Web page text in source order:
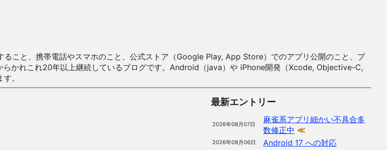
こと、携帯電話やスマホのこと、公式ストア（Google Play, App Store）でのアプリ公開のこと、プ
らかれこれ20年以上継続しているブログです。Android（java）や iPhone開発（Xcode, Objective-C,
。
最新エントリー
2026年08月07日
麻雀系アプリ細かい不具合多
数修正中 ≪
2026年08月06日 Android 17 への対応